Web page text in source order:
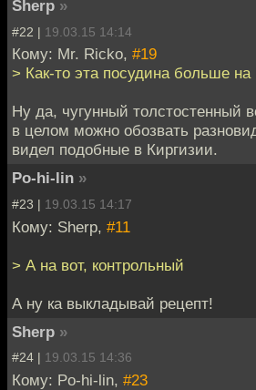
Sherp »
#22 | 19.03.15 14:14
Кому: Mr. Ricko, #19
> Как-то эта посудина больше
Ну да, чугунный толстостенный
в целом можно обозвать
видел подобные в Киргизии.
Po-hi-lin »
#23 | 19.03.15 14:17
Кому: Sherp, #11
> А на вот, контрольный
А ну ка выкладывай рецепт!
Sherp »
#24 | 19.03.15 14:36
Кому: Po-hi-lin, #23